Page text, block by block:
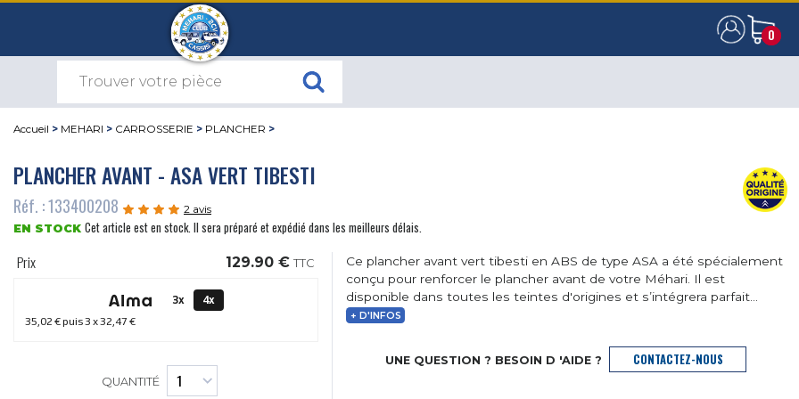
0
0
Accueil > MEHARI > CARROSSERIE > PLANCHER >
PLANCHER AVANT - ASA VERT TIBESTI
Réf. : 133400208 2 avis
EN STOCK Cet article est en stock. Il sera préparé et expédié dans les meilleurs délais.
Prix 129.90 € TTC
3x
4x
35,02 €puis 3 x32,47 €
QUANTITÉ
Ce plancher avant vert tibesti en ABS de type ASA a été spécialement
conçu pour renforcer le plancher avant de votre Méhari. Il est
disponible dans toutes les teintes d'origines et s’intégrera parfait...
+ D'INFOS
UNE QUESTION ? BESOIN D 'AIDE ? CONTACTEZ-NOUS